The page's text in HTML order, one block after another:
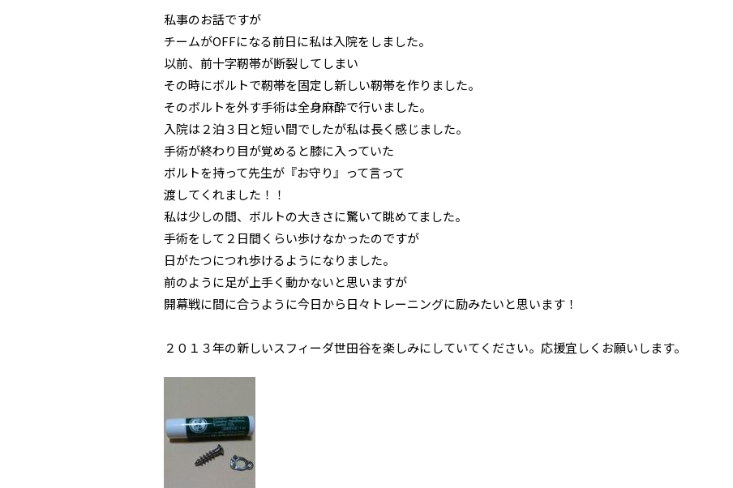
私事のお話ですが
チームがOFFになる前日に私は入院をしました。
以前、前十字靭帯が断裂してしまい
その時にボルトで靭帯を固定し新しい靭帯を作りました。
そのボルトを外す手術は全身麻酔で行いました。
入院は２泊３日と短い間でしたが私は長く感じました。
手術が終わり目が覚めると膝に入っていた
ボルトを持って先生が『お守り』って言って
渡してくれました！！
私は少しの間、ボルトの大きさに驚いて眺めてました。
手術をして２日間くらい歩けなかったのですが
日がたつにつれ歩けるようになりました。
前のように足が上手く動かないと思いますが
開幕戦に間に合うように今日から日々トレーニングに励みたいと思います！
２０１３年の新しいスフィーダ世田谷を楽しみにしていてください。応援宜しくお願いします。